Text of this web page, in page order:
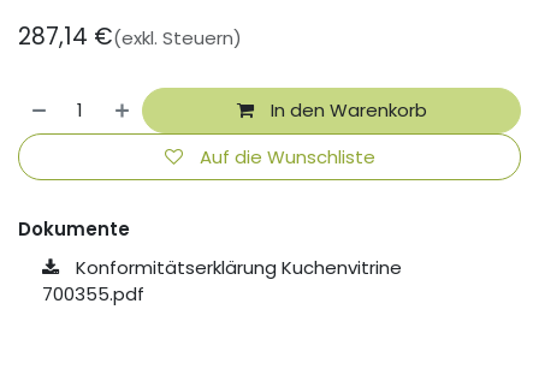
287,14 €(exkl. Steuern)
In den Warenkorb
Auf die Wunschliste
Dokumente
Konformitätserklärung Kuchenvitrine
700355.pdf